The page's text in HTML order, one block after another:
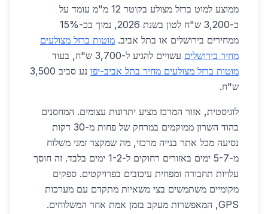
ממוצע למוט ברזל מצולע בקוטר 12 מ"מ עומד על
כ-3,200 ש"ח לטון בשנת 2026, נמוך בכ-15%
ממחירים בירושלים או בתל אביב. מוטות ברזל מצולעים
מחיר בירושלים עשויים להגיע ל-3,700 ש"ח, בעוד
מוטות ברזל מצולעים מחיר בתל אביב-יפו
נע סביב 3,500
ש"ח.
לוגיסטית, אזור המרכז מציע יתרונות עצומים. המחסנים
בהוד השרון ממוקמים במרחק של פחות מ-30 דקות
נסיעה מכל אתר בנייה מרכזי, מה שמקצר זמני משלוח
מ-5-7 ימים באזורים רחוקים ל-1-2 ימים בלבד. זה חוסך
עלויות תחבורה ומפחית עיכובים בפרויקטים. ספקים
מקומיים משתמשים בצי משאיות מתקדם עם מערכות
GPS, המאפשרות מעקב בזמן אמת אחר המשלוחים.